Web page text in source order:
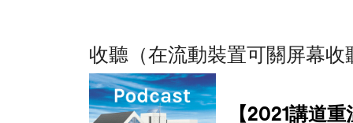
收聽（在流動裝置可關屏幕收